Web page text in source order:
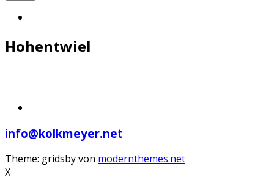
Hohentwiel
info@kolkmeyer.net
Theme: gridsby von modernthemes.net
X